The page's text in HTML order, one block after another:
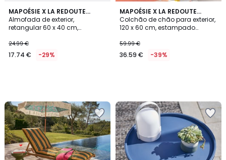
MAPOÉSIE X LA REDOUTE
INTÉRIEURS
Almofada de exterior,
retangular 60 x 40 cm,
24.99 €
17.74 € -29%
MAPOÉSIE X LA REDOUTE
INTÉRIEURS
Colchão de chão para exterior,
120 x 60 cm, estampado
59.99 €
36.59 € -39%